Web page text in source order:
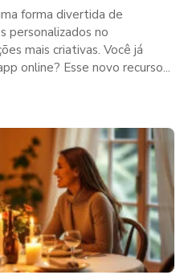
forma divertida de
personalizados no
mais criativas. Você já
online? Esse novo recurso...